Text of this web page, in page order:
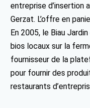
entreprise d’insertion
Gerzat. L’offre en
En 2005, le Biau
bios locaux sur la
fournisseur de la
pour fournir des
restaurants